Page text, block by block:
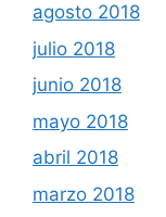
agosto 2018
julio 2018
junio 2018
mayo 2018
abril 2018
marzo 2018